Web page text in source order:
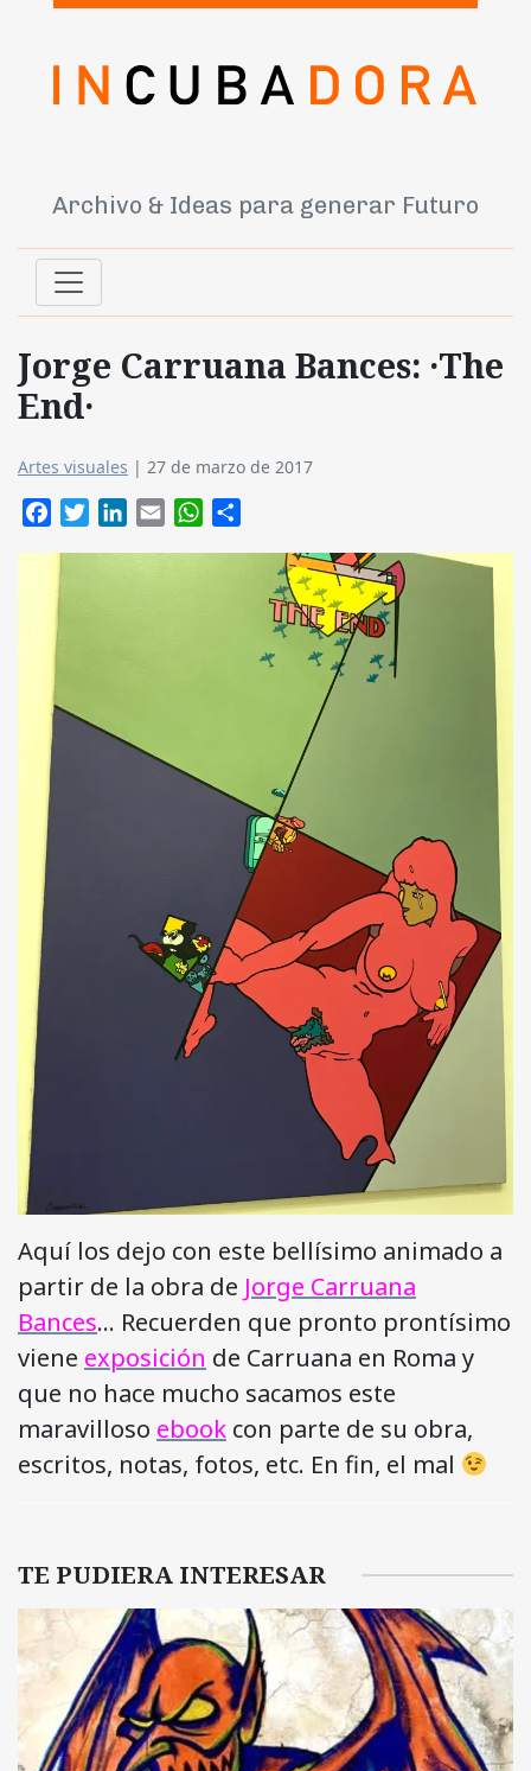
Archivo & Ideas para generar Futuro
Jorge Carruana Bances: ·The
End·
Artes visuales | 27 de marzo de 2017
FacebookTwitterLinkedIn
Email WhatsApp
Aquí los dejo con este bellísimo animado a
partir de la obra de Jorge Carruana
Bances… Recuerden que pronto prontísimo
viene exposición de Carruana en Roma y
que no hace mucho sacamos este
maravilloso ebook con parte de su obra,
escritos, notas, fotos, etc. En fin, el mal
TE PUDIERA INTERESAR